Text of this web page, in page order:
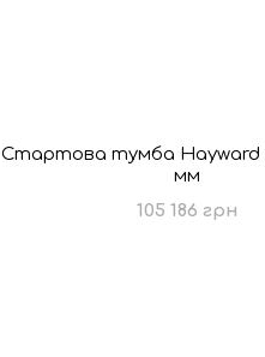
Стартова тумба Hayward
мм
105 186 грн